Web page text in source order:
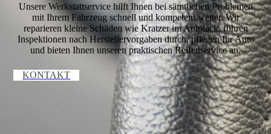
Unsere Werkstattservice hilft Ihnen bei sämtlichen Problemen
mit Ihrem Fahrzeug schnell und kompetent weiter. Wir
reparieren kleine Schäden wie Kratzer im Autolack, führen
Inspektionen nach Herstellervorgaben durch, pflegen Ihr Auto
und bieten Ihnen unseren praktischen Reifenservice an.
KONTAKT